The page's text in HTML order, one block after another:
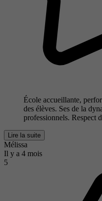
École accueillante,
des élèves. Ses de la
professionnels. Respect
Lire la suite
Mélissa
Il y a 4 mois
5